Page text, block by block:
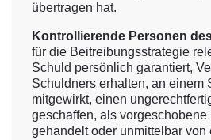
übertragen hat.
Kontrollierende Personen
für die Beitreibungsstrategie
Schuld persönlich garantiert,
Schuldners erhalten, an einem
mitgewirkt, einen
geschaffen, als vorgeschobene
gehandelt oder unmittelbar von